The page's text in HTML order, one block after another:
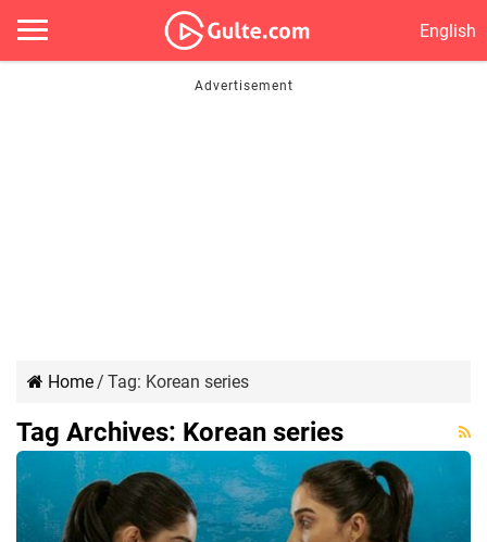
English
Home/ Tag: Korean series
Tag Archives: Korean series